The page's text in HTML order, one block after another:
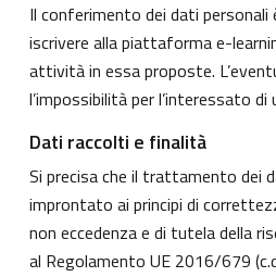
Il conferimento dei dati
iscrivere alla piattaforma e-
attività in essa proposte.
l’impossibilità per l’interessato
Dati raccolti e finalità
Si precisa che il trattamento dei
improntato ai principi di
non eccedenza e di tutela della
al Regolamento UE 2016/679